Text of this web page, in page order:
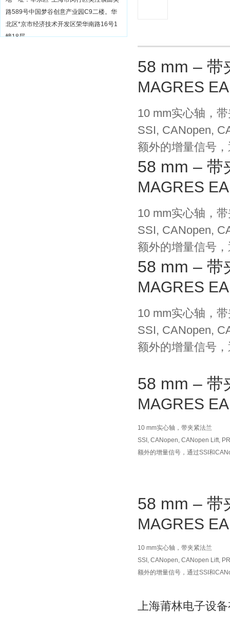
路589号中国梦谷创意产业园C9二楼。华
北区*京市经济技术开发区荣华南路16号1
幢18层
58 mm – 带
MAGRES
10 mm实心轴，
SSI, CANopen,
额外的增量信号
58 mm – 带
MAGRES
10 mm实心轴，
SSI, CANopen,
额外的增量信号
58 mm – 带
MAGRES
10 mm实心轴，
SSI, CANopen,
额外的增量信号
58 mm – 带
MAGRES
10 mm实心轴，带夹紧法兰
SSI, CANopen, CANopen Lift,
额外的增量信号，通过SSI和
58 mm – 带
MAGRES
10 mm实心轴，带夹紧法兰
SSI, CANopen, CANopen Lift,
额外的增量信号，通过SSI和
上海莆林电子设